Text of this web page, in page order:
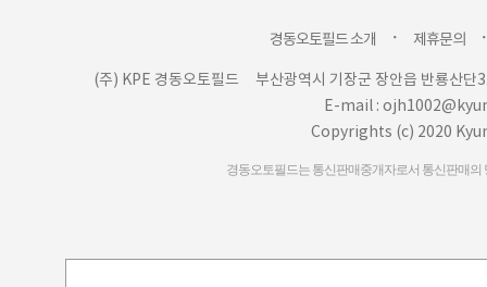
경동오토필드 소개 ㆍ 제휴문의
(주) KPE 경동오토필드
부산광역시 기장군 장안읍 반룡산단
E-mail :
Copyrights (c) 2020
경동오토필드는 통신판매중개자로서 통신판매의